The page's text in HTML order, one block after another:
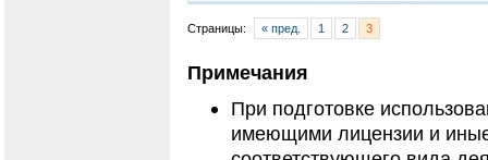
Страницы: « пред. 1 2 3
Примечания
При подготовке
имеющими лицензии и